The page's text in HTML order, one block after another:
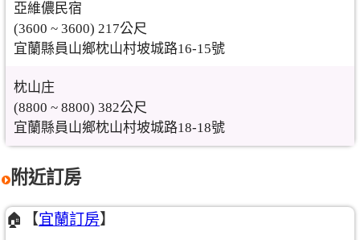
亞維儂民宿
(3600 ~ 3600) 217公尺
宜蘭縣員山鄉枕山村坡城路16-15號
枕山庄
(8800 ~ 8800) 382公尺
宜蘭縣員山鄉枕山村坡城路18-18號
附近訂房
🏠【宜蘭訂房】